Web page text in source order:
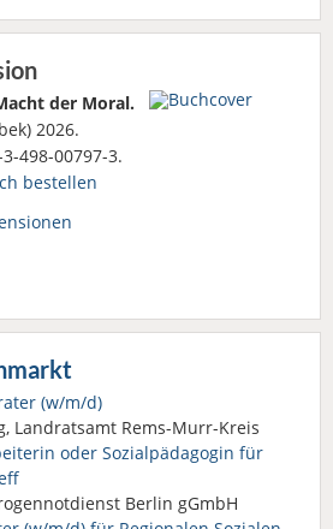
der Moral.
2026.
498-00797-3.
bestellen
(w/m/d)
Landratsamt Rems-Murr-Kreis
oder Sozialpädagogin für
Berlin gGmbH